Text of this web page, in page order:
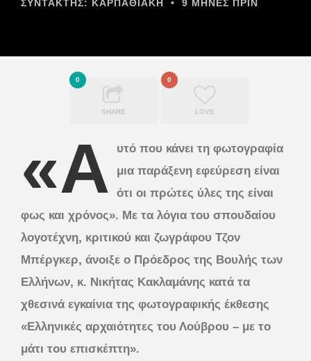
ΣΥΝΤΆΚΤΗΣ: ΚΑΡΠΑΘΙΑΚΗ • 9 ΜΉΝΕΣ ΠΡΙΝ
0
SHARE
0
LOVE
«Α
υτό που κάνει τη φωτογραφία
μια παράξενη εφεύρεση είναι
ότι οι πρώτες ύλες της είναι
φως και χρόνος». Με τα λόγια του σπουδαίου
λογοτέχνη, κριτικού και ζωγράφου Τζον
Μπέργκερ, άνοιξε ο Πρόεδρος της Βουλής των
Ελλήνων, κ. Νικήτας Κακλαμάνης κατά τα
χθεσινά εγκαίνια της φωτογραφικής έκθεσης
«Ελληνικές αρχαιότητες του Λούβρου – με το
μάτι του επισκέπτη».